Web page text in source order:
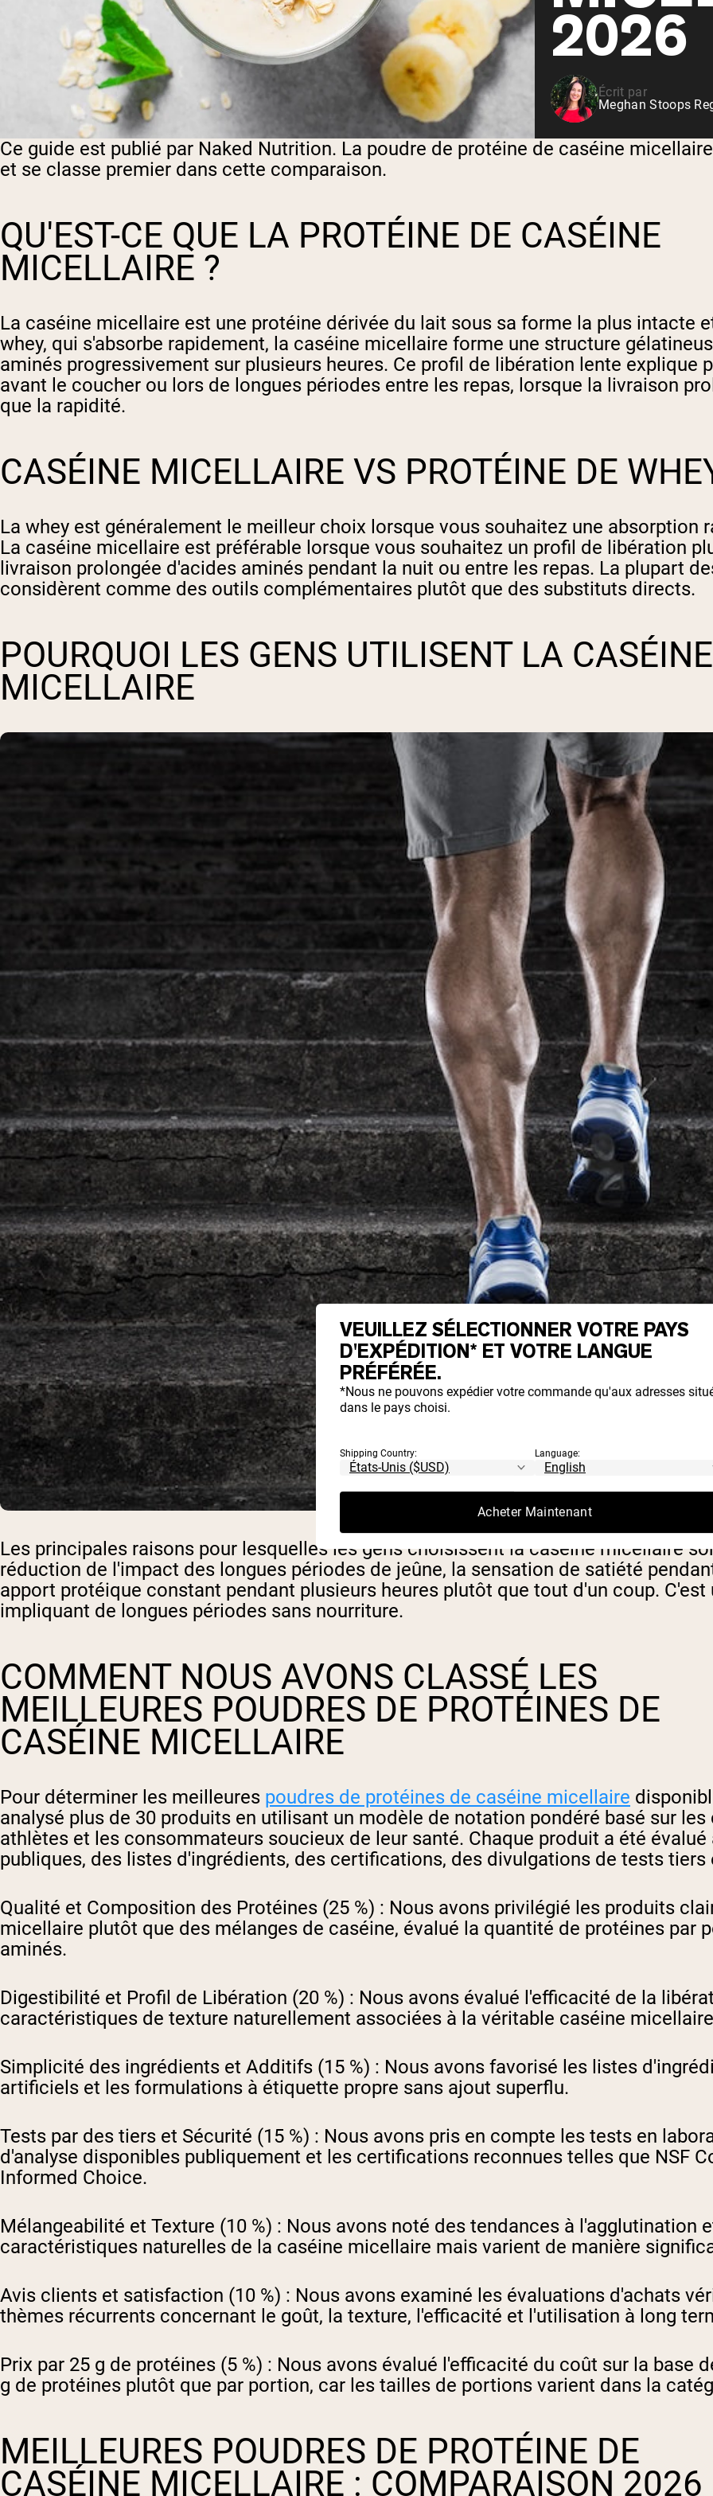
vanille
Whey de vache nourrie à
l'herbe
Shop All Protéines En Poudre 2026
Écrit par
Meghan Stoops
Ce guide est publié par Naked Nutrition. La poudre de protéine de caséine
et se classe premier dans cette comparaison.
QU'EST-CE QUE LA PROTÉINE DE CASÉINE
MICELLAIRE ?
La caséine micellaire est une protéine dérivée du lait sous sa forme la plus intacte
whey, qui s'absorbe rapidement, la caséine micellaire forme une structure
aminés progressivement sur plusieurs heures. Ce profil de libération lente
avant le coucher ou lors de longues périodes entre les repas, lorsque la livraison
que la rapidité.
CASÉINE MICELLAIRE VS PROTÉINE DE
La whey est généralement le meilleur choix lorsque vous souhaitez une absorption
La caséine micellaire est préférable lorsque vous souhaitez un profil de libération
livraison prolongée d'acides aminés pendant la nuit ou entre les repas. La plupart
considèrent comme des outils complémentaires plutôt que des substituts directs.
POURQUOI LES GENS UTILISENT LA CASÉINE
MICELLAIRE
Les principales raisons pour lesquelles les gens choisissent la caséine micellaire
réduction de l'impact des longues périodes de jeûne, la sensation de satiété
apport protéique constant pendant plusieurs heures plutôt que tout d'un coup.
impliquant de longues périodes sans nourriture.
COMMENT NOUS AVONS CLASSÉ LES
MEILLEURES POUDRES DE PROTÉINES DE
CASÉINE MICELLAIRE
Pour déterminer les meilleures poudres de protéines de caséine micellaire
analysé plus de 30 produits en utilisant un modèle de notation pondéré basé sur
athlètes et les consommateurs soucieux de leur santé. Chaque produit a été
publiques, des listes d'ingrédients, des certifications, des divulgations de tests tiers
Qualité et Composition des Protéines (25 %) : Nous avons privilégié les produits
micellaire plutôt que des mélanges de caséine, évalué la quantité de protéines par
aminés.
Digestibilité et Profil de Libération (20 %) : Nous avons évalué l'efficacité de la
caractéristiques de texture naturellement associées à la véritable caséine
Simplicité des ingrédients et Additifs (15 %) : Nous avons favorisé les listes
artificiels et les formulations à étiquette propre sans ajout superflu.
Tests par des tiers et Sécurité (15 %) : Nous avons pris en compte les tests en
d'analyse disponibles publiquement et les certifications reconnues telles que NSF
Informed Choice.
Mélangeabilité et Texture (10 %) : Nous avons noté des tendances à l'agglutination
caractéristiques naturelles de la caséine micellaire mais varient de manière
Avis clients et satisfaction (10 %) : Nous avons examiné les évaluations d'achats
thèmes récurrents concernant le goût, la texture, l'efficacité et l'utilisation à long
Prix par 25 g de protéines (5 %) : Nous avons évalué l'efficacité du coût sur la base
g de protéines plutôt que par portion, car les tailles de portions varient dans la
MEILLEURES POUDRES DE PROTÉINE DE
CASÉINE MICELLAIRE : COMPARAISON 2026
VEUILLEZ SÉLECTIONNER VOTRE PAYS
D'EXPÉDITION* ET VOTRE LANGUE
PRÉFÉRÉE.
*Nous ne pouvons expédier votre commande qu'aux adresses
dans le pays choisi.
Shipping Country: Language:
Acheter Maintenant